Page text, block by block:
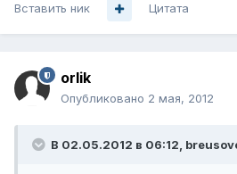
Вставить ник Цитата
orlik
Опубликовано 2 мая, 2012
В 02.05.2012 в 06:12,